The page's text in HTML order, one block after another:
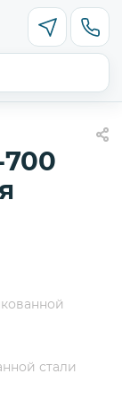
700
стали